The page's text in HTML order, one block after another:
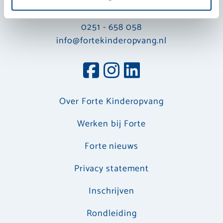
1901 EX Castricum
0251 - 658 058
info@fortekinderopvang.nl
Over Forte Kinderopvang
Werken bij Forte
Forte nieuws
Privacy statement
Inschrijven
Rondleiding